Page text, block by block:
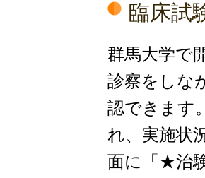
臨床試
群馬大学で
診察をしな
認できます
れ、実施状
面に「★治